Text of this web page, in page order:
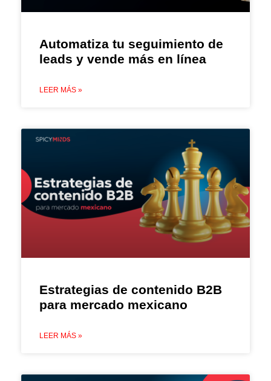
Automatiza tu seguimiento de
leads y vende más en línea
LEER MÁS »
Estrategias de contenido B2B
para mercado mexicano
LEER MÁS »